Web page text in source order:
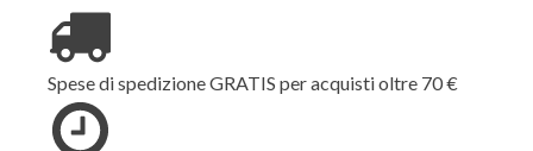
Spese di spedizione GRATIS per acquisti oltre 70 €